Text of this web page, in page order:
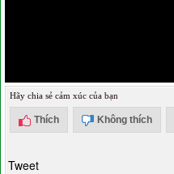
Hãy chia sẻ cảm xúc của bạn
Thích Không thích
Tweet